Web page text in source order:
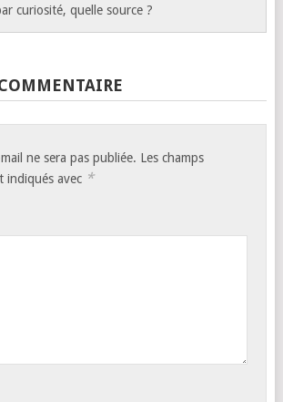
curiosité, quelle source ?
ne sera pas publiée. Les champs
indiqués avec *